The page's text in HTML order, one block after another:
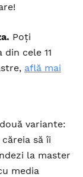
Poți
cele 11
află mai
variante:
să îi
la master
media